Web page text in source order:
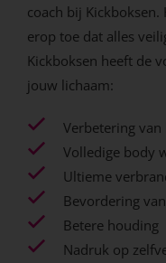
coach bij
erop toe dat alles
Kickboksen heeft de
jouw lichaam:
Verbetering
Volledige body
Ultieme
Bevordering
Betere houding
Nadruk op